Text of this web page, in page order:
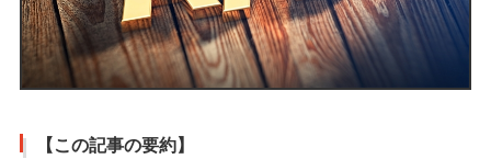
【この記事の要約】